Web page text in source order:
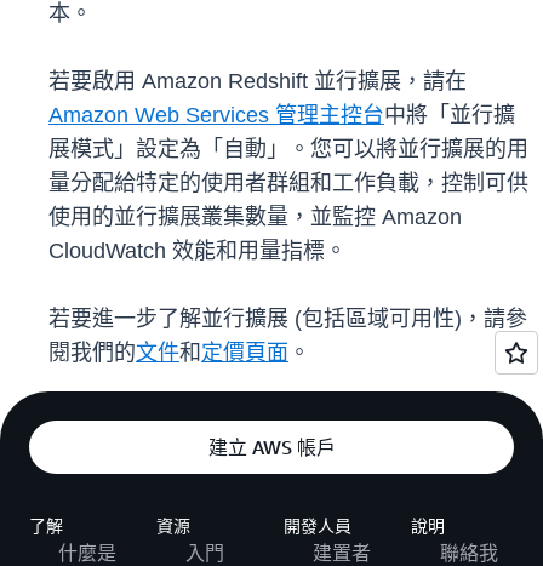
本。
若要啟用 Amazon Redshift 並行擴展，請在
Amazon Web Services 管理主控台中將「並行擴
展模式」設定為「自動」。您可以將並行擴展的用
量分配給特定的使用者群組和工作負載，控制可供
使用的並行擴展叢集數量，並監控 Amazon
CloudWatch 效能和用量指標。
若要進一步了解並行擴展 (包括區域可用性)，請參
閱我們的文件和 定價頁面 。
建立 AWS 帳戶
了解
什麼是
資源
入門
開發人員
建置者
說明
聯絡我